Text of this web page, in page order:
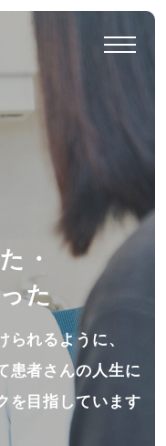
・
た
れるように、
患者さんの人生に
を目指しています